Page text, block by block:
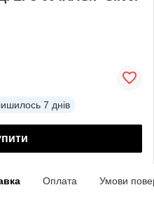
7 днів
Оплата Умови